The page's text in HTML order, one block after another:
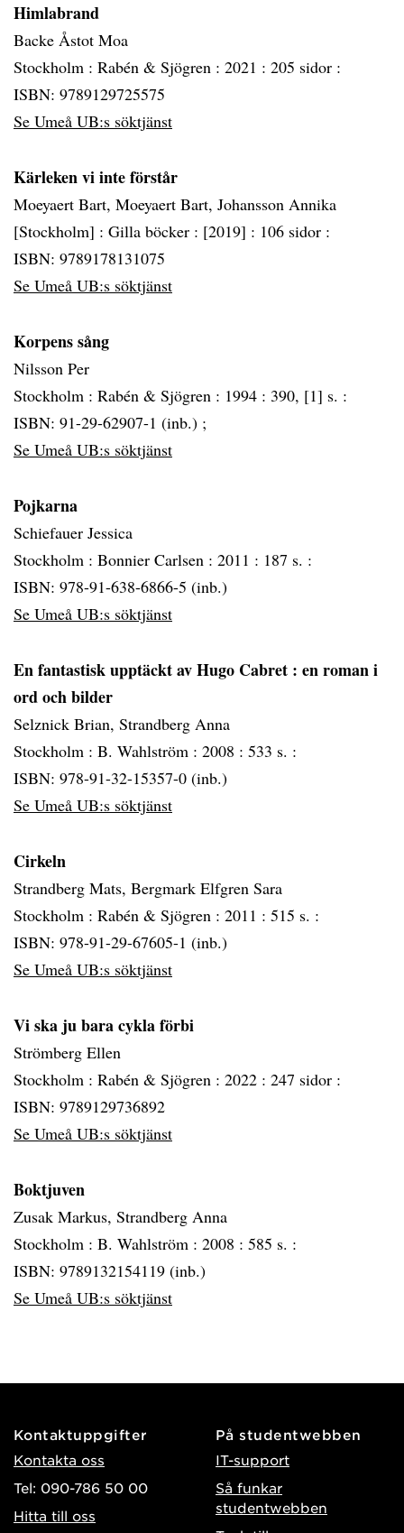
Himlabrand
Backe Åstot Moa
Stockholm : Rabén & Sjögren : 2021 : 205 sidor :
ISBN: 9789129725575
Se Umeå UB:s söktjänst
Kärleken vi inte förstår
Moeyaert Bart, Moeyaert Bart, Johansson Annika
[Stockholm] : Gilla böcker : [2019] : 106 sidor :
ISBN: 9789178131075
Se Umeå UB:s söktjänst
Korpens sång
Nilsson Per
Stockholm : Rabén & Sjögren : 1994 : 390, [1] s. :
ISBN: 91-29-62907-1 (inb.) ;
Se Umeå UB:s söktjänst
Pojkarna
Schiefauer Jessica
Stockholm : Bonnier Carlsen : 2011 : 187 s. :
ISBN: 978-91-638-6866-5 (inb.)
Se Umeå UB:s söktjänst
En fantastisk upptäckt av Hugo Cabret : en roman i
ord och bilder
Selznick Brian, Strandberg Anna
Stockholm : B. Wahlström : 2008 : 533 s. :
ISBN: 978-91-32-15357-0 (inb.)
Se Umeå UB:s söktjänst
Cirkeln
Strandberg Mats, Bergmark Elfgren Sara
Stockholm : Rabén & Sjögren : 2011 : 515 s. :
ISBN: 978-91-29-67605-1 (inb.)
Se Umeå UB:s söktjänst
Vi ska ju bara cykla förbi
Strömberg Ellen
Stockholm : Rabén & Sjögren : 2022 : 247 sidor :
ISBN: 9789129736892
Se Umeå UB:s söktjänst
Boktjuven
Zusak Markus, Strandberg Anna
Stockholm : B. Wahlström : 2008 : 585 s. :
ISBN: 9789132154119 (inb.)
Se Umeå UB:s söktjänst
Kontaktuppgifter
Kontakta oss
Tel: 090-786 50 00
Hitta till oss
På studentwebben
IT-support
Så funkar
studentwebben